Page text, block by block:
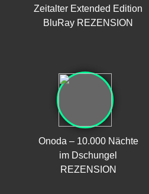
Zeitalter Extended Edition
BluRay REZENSION
Onoda – 10.000 Nächte
im Dschungel
REZENSION